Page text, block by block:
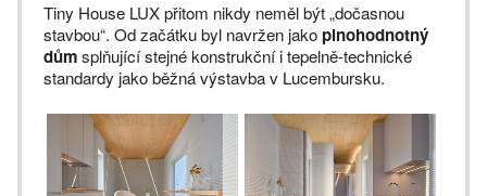
Tiny House LUX přitom nikdy neměl být „dočasnou
stavbou“. Od začátku byl navržen jakoplnohodnotný
důmsplňující stejné konstrukční i tepelně-technické
standardy jako běžná výstavba v Lucembursku.